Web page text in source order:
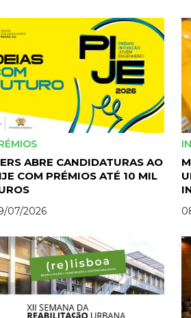
ABRE CANDIDATURAS AO
COM PRÉMIOS ATÉ 10 MIL
07/2026